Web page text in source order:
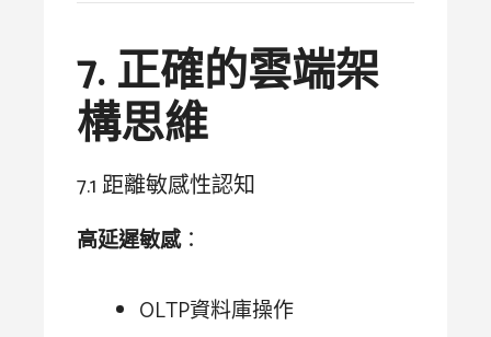
7. 正確的雲端架
構思維
7.1 距離敏感性認知
高延遲敏感：
OLTP資料庫操作